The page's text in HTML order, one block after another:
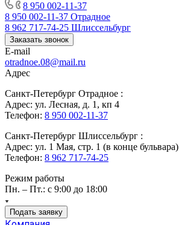
8 950 002-11-37
8 950 002-11-37 Отрадное
8 962 717-74-25 Шлиссельбург
Заказать звонок
E-mail
otradnoe.08@mail.ru
Адрес
Санкт-Петербург Отрадное :
Адрес: ул. Лесная, д. 1, кп 4
Телефон: 8 950 002-11-37
Санкт-Петербург Шлиссельбург :
Адрес: ул. 1 Мая, стр. 1 (в конце бульвара)
Телефон: 8 962 717-74-25
Режим работы
Пн. – Пт.: с 9:00 до 18:00
Подать заявку